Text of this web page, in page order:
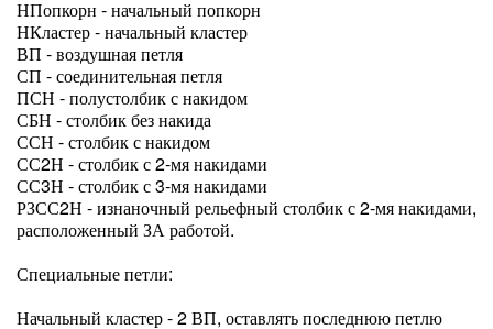
НПопкорн - начальный попкорн
НКластер - начальный кластер
ВП - воздушная петля
СП - соединительная петля
ПСН - полустолбик с накидом
СБН - столбик без накида
ССН - столбик с накидом
СС2Н - столбик с 2-мя накидами
СС3Н - столбик с 3-мя накидами
РЗСС2Н - изнаночный рельефный столбик с 2-мя накидами,
расположенный ЗА работой.
Специальные петли:
Начальный кластер - 2 ВП, оставлять последнюю петлю